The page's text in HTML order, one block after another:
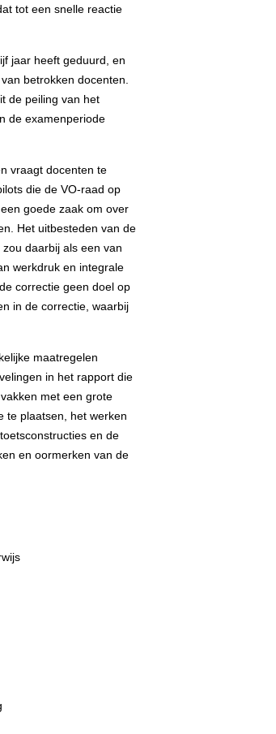
tot een snelle reactie
jaar heeft geduurd, en
betrokken docenten.
de peiling van het
de examenperiode
vraagt docenten te
die de VO-raad op
goede zaak om over
Het uitbesteden van de
daarbij als een van
werkdruk en integrale
correctie geen doel op
in de correctie, waarbij
maatregelen
in het rapport die
met een grote
te plaatsen, het werken
en de
en oormerken van de